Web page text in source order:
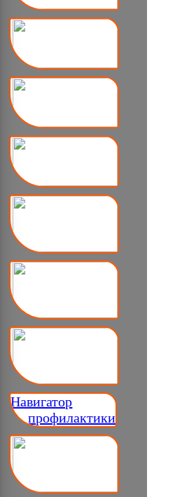
Навигатор
__ профилактики